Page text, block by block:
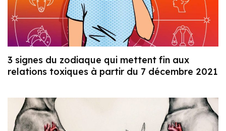
3 signes du zodiaque qui mettent fin aux
relations toxiques à partir du 7 décembre 2021